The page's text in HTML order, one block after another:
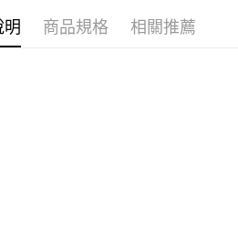
明 商品規格 相關推薦